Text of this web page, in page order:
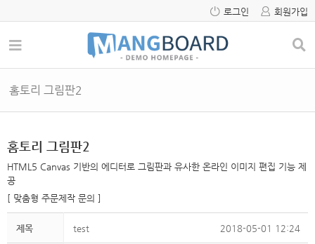
로그인 회원가입
홈토리 그림판2
홈토리 그림판2
HTML5 Canvas 기반의 에디터로 그림판과 유사한 온라인 이미지 편집 기능 제
공
[ 맞춤형 주문제작 문의 ]
제목 test 2018-05-01 12:24